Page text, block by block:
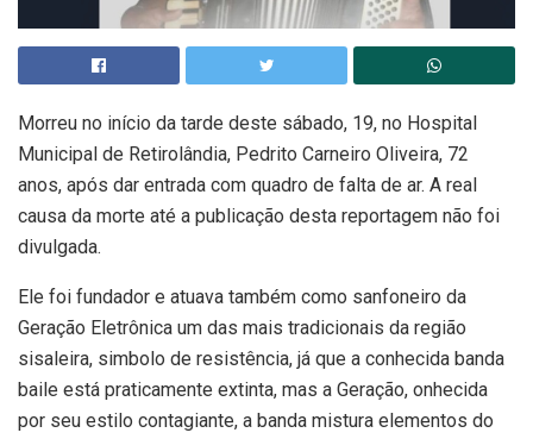
Morreu no início da tarde deste sábado, 19, no Hospital
Municipal de Retirolândia, Pedrito Carneiro Oliveira, 72
anos, após dar entrada com quadro de falta de ar. A real
causa da morte até a publicação desta reportagem não foi
divulgada.
Ele foi fundador e atuava também como sanfoneiro da
Geração Eletrônica um das mais tradicionais da região
sisaleira, simbolo de resistência, já que a conhecida banda
baile está praticamente extinta, mas a Geração, onhecida
por seu estilo contagiante, a banda mistura elementos do